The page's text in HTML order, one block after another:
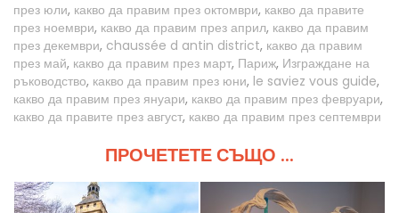
през юли, какво да правим през октомври, какво да правите
през ноември, какво да правим през април, какво да правим
през декември, chaussée d antin district, какво да правим
през май, какво да правим през март, Париж, Изграждане на
ръководство, какво да правим през юни, le saviez vous guide,
какво да правим през януари, какво да правим през февруари,
какво да правите през август, какво да правим през септември
ПРОЧЕТЕТЕ СЪЩО ...